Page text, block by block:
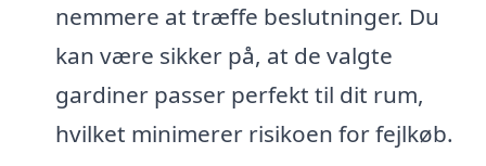
nemmere at træffe beslutninger. Du
kan være sikker på, at de valgte
gardiner passer perfekt til dit rum,
hvilket minimerer risikoen for fejlkøb.